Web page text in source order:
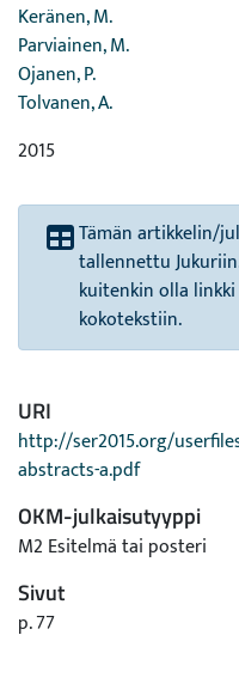
Keränen, M.
Parviainen, M.
Ojanen, P.
Tolvanen, A.
2015
Tämän artikkelin/
tallennettu
kuitenkin olla
kokotekstiin.
URI
http://ser2015.org/
abstracts-a.pdf
OKM-julkaisutyyppi
M2 Esitelmä tai posteri
Sivut
p. 77